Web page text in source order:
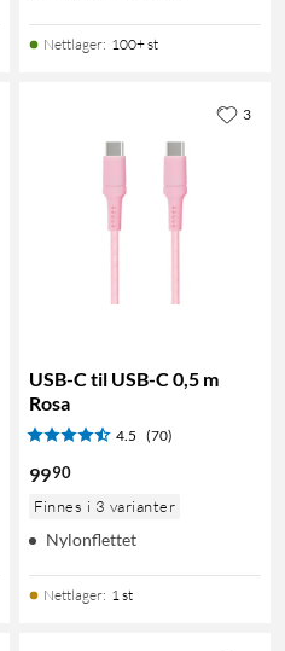
Nettlager: 100+ st
USB-C til USB-C 0,5 m
Rosa
4.5 (70)
9990
Finnes i 3 varianter
Nylonflettet
Nettlager: 1 st
3